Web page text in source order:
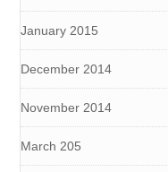
January 2015
December 2014
November 2014
March 205